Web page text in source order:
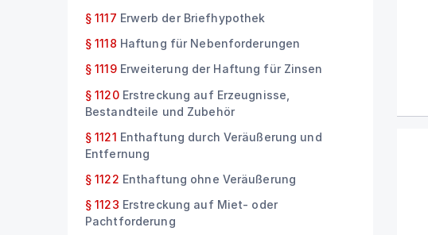
§ 1117 Erwerb der Briefhypothek
§ 1118 Haftung für Nebenforderungen
§ 1119 Erweiterung der Haftung für Zinsen
§ 1120 Erstreckung auf Erzeugnisse,
Bestandteile und Zubehör
§ 1121 Enthaftung durch Veräußerung und
Entfernung
§ 1122 Enthaftung ohne Veräußerung
§ 1123 Erstreckung auf Miet- oder
Pachtforderung